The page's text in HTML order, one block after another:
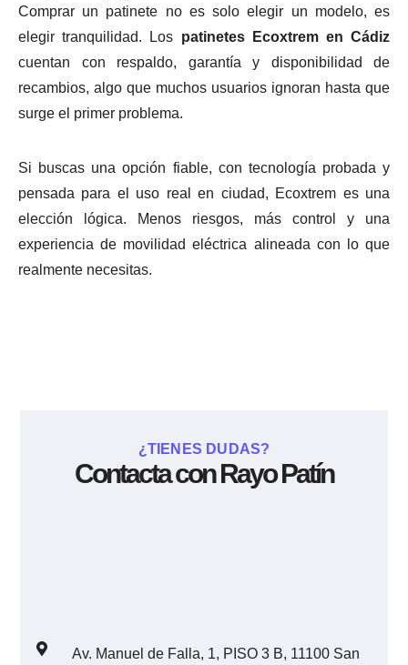
Comprar un patinete no es solo elegir un modelo, es
elegir tranquilidad. Los patinetes Ecoxtrem en Cádiz
cuentan con respaldo, garantía y disponibilidad de
recambios, algo que muchos usuarios ignoran hasta que
surge el primer problema.
Si buscas una opción fiable, con tecnología probada y
pensada para el uso real en ciudad, Ecoxtrem es una
elección lógica. Menos riesgos, más control y una
experiencia de movilidad eléctrica alineada con lo que
realmente necesitas.
¿TIENES DUDAS?
Contacta con Rayo Patín
Av. Manuel de Falla, 1, PISO 3 B, 11100 San